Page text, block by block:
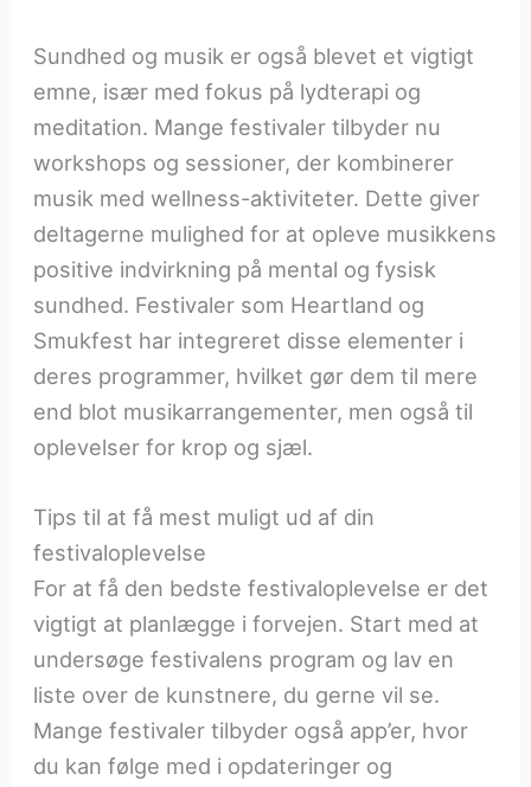
Sundhed og musik er også blevet et vigtigt
emne, især med fokus på lydterapi og
meditation. Mange festivaler tilbyder nu
workshops og sessioner, der kombinerer
musik med wellness-aktiviteter. Dette giver
deltagerne mulighed for at opleve musikkens
positive indvirkning på mental og fysisk
sundhed. Festivaler som Heartland og
Smukfest har integreret disse elementer i
deres programmer, hvilket gør dem til mere
end blot musikarrangementer, men også til
oplevelser for krop og sjæl.
Tips til at få mest muligt ud af din
festivaloplevelse
For at få den bedste festivaloplevelse er det
vigtigt at planlægge i forvejen. Start med at
undersøge festivalens program og lav en
liste over de kunstnere, du gerne vil se.
Mange festivaler tilbyder også app’er, hvor
du kan følge med i opdateringer og